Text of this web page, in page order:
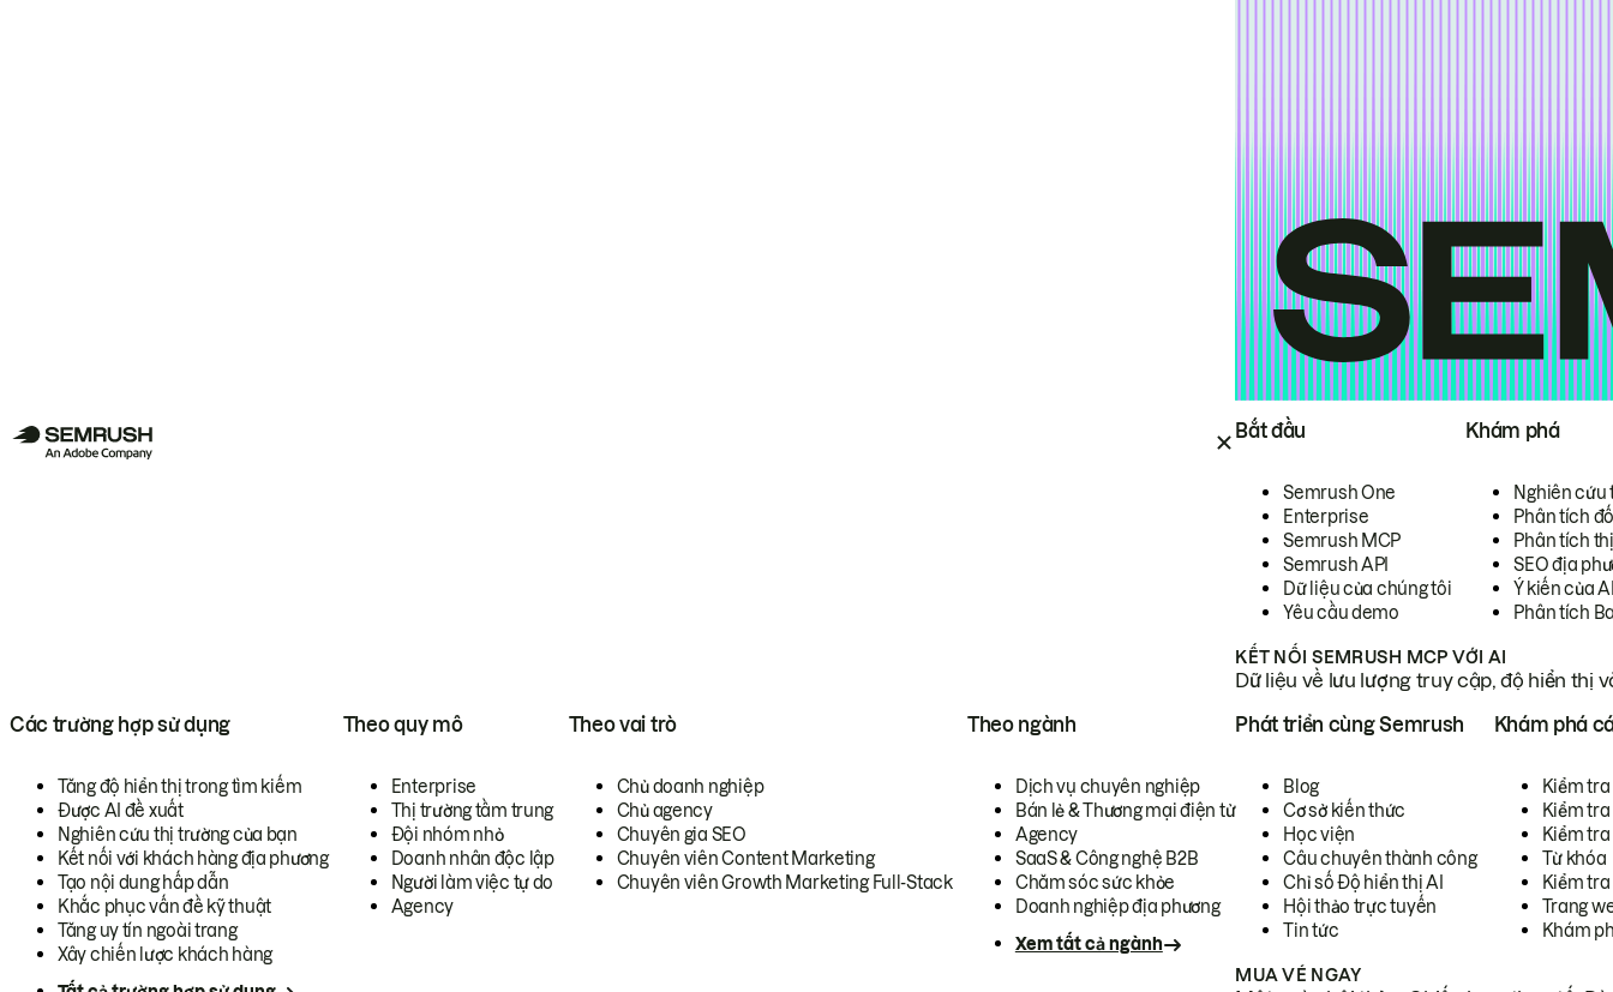
Bắt đầu
Semrush One
Enterprise
Semrush MCP
Semrush API
Dữ liệu của chúng tôi
Yêu cầu demo
Khám phá
Nghiên cứu
Phân tích
Phân tích
SEO địa
Ý kiến của
Phân tích
KẾT NỐI SEMRUSH MCP VỚI AI
Dữ liệu về lưu lượng truy cập, độ hiển thị
Các trường hợp sử dụng
Tăng độ hiển thị trong tìm kiếm
Được AI đề xuất
Nghiên cứu thị trường của bạn
Kết nối với khách hàng địa phương
Tạo nội dung hấp dẫn
Khắc phục vấn đề kỹ thuật
Tăng uy tín ngoài trang
Xây chiến lược khách hàng
Theo quy mô
Enterprise
Thị trường tầm trung
Đội nhóm nhỏ
Doanh nhân độc lập
Người làm việc tự do
Agency
Theo vai trò
Chủ doanh nghiệp
Chủ agency
Chuyên gia SEO
Chuyên viên Content Marketing
Chuyên viên Growth Marketing Full-Stack
Theo ngành
Dịch vụ chuyên nghiệp
Bán lẻ & Thương mại điện tử
Agency
SaaS & Công nghệ B2B
Chăm sóc sức khỏe
Doanh nghiệp địa phương
Xem tất cả ngành
Phát triển cùng Semrush
Blog
Cơ sở kiến thức
Học viện
Câu chuyên thành công
Chỉ số Độ hiển thị AI
Hội thảo trực tuyến
Tin tức
Khám phá
Kiểm
Kiểm tra
Kiểm
Từ khóa
Kiểm
Trang
Khám
MUA VÉ NGAY